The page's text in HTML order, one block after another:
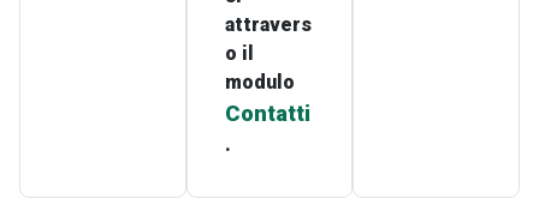
attravers
o il
modulo
Contatti
.